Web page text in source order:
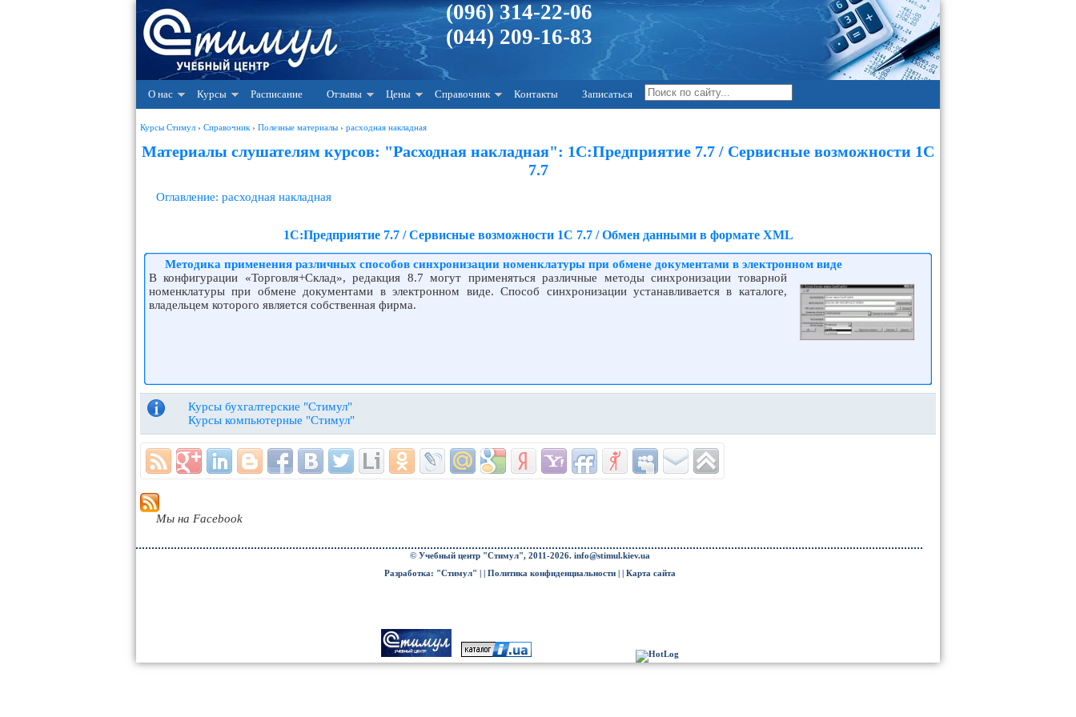
(096) 314-22-06
(044) 209-16-83
О нас Курсы Расписание Отзывы Цены Справочник Контакты Записаться
Курсы Стимул › Справочник › Полезные материалы › расходная накладная
Материалы слушателям курсов: "Расходная накладная": 1С:Предприятие 7.7 / Сервисные возможности 1С
7.7
Оглавление: расходная накладная
1С:Предприятие 7.7 / Сервисные возможности 1С 7.7 / Обмен данными в формате XML
Методика применения различных способов синхронизации номенклатуры при обмене документами в электронном виде
В конфигурации «Торговля+Склад», редакция 8.7 могут применяться различные методы синхронизации товарной
номенклатуры при обмене документами в электронном виде. Способ синхронизации устанавливается в каталоге,
владельцем которого является собственная фирма.
Курсы бухгалтерские "Стимул"
Курсы компьютерные "Стимул"
Мы на Facebook
© Учебный центр "Стимул", 2011-2026. info@stimul.kiev.ua
Разработка: "Стимул" | | Политика конфиденциальности| | Карта сайта